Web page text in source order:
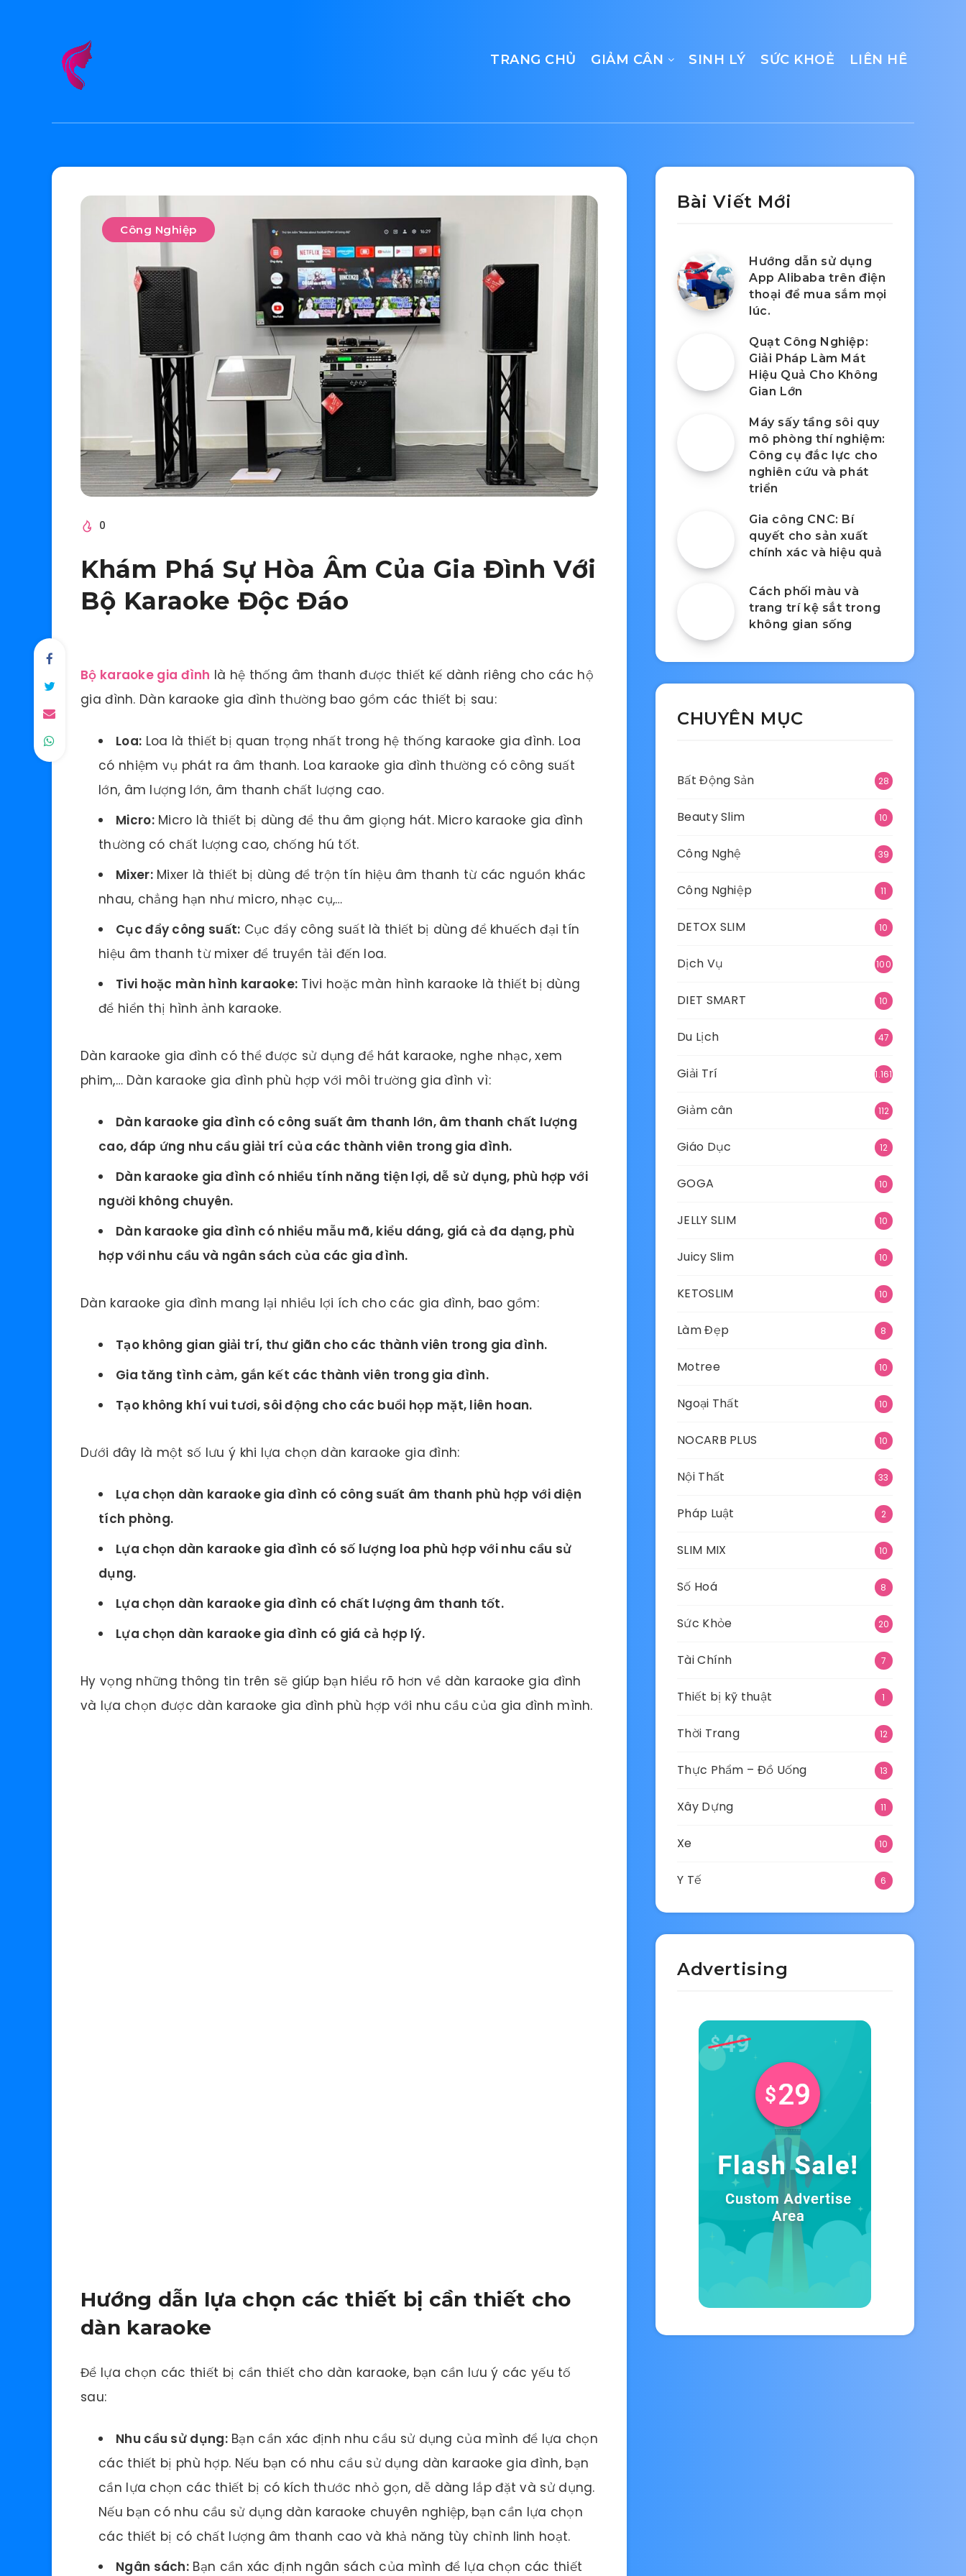
TRANG CHỦ GIẢM CÂN SINH LÝ SỨC KHOẺ LIÊN HÊ
Công Nghiệp
0
Khám Phá Sự Hòa Âm Của Gia Đình Với
Bộ Karaoke Độc Đáo
Bộ karaoke gia đình là hệ thống âm thanh được thiết kế dành riêng cho các hộ
gia đình. Dàn karaoke gia đình thường bao gồm các thiết bị sau:
Loa: Loa là thiết bị quan trọng nhất trong hệ thống karaoke gia đình. Loa
có nhiệm vụ phát ra âm thanh. Loa karaoke gia đình thường có công suất
lớn, âm lượng lớn, âm thanh chất lượng cao.
Micro:Micro là thiết bị dùng để thu âm giọng hát. Micro karaoke gia đình
thường có chất lượng cao, chống hú tốt.
Mixer:Mixer là thiết bị dùng để trộn tín hiệu âm thanh từ các nguồn khác
nhau, chẳng hạn như micro, nhạc cụ,…
Cục đẩy công suất: Cục đẩy công suất là thiết bị dùng để khuếch đại tín
hiệu âm thanh từ mixer để truyền tải đến loa.
Tivi hoặc màn hình karaoke: Tivi hoặc màn hình karaoke là thiết bị dùng
để hiển thị hình ảnh karaoke.
Dàn karaoke gia đình có thể được sử dụng để hát karaoke, nghe nhạc, xem
phim,… Dàn karaoke gia đình phù hợp với môi trường gia đình vì:
Dàn karaoke gia đình có công suất âm thanh lớn, âm thanh chất lượng
cao, đáp ứng nhu cầu giải trí của các thành viên trong gia đình.
Dàn karaoke gia đình có nhiều tính năng tiện lợi, dễ sử dụng, phù hợp với
người không chuyên.
Dàn karaoke gia đình có nhiều mẫu mã, kiểu dáng, giá cả đa dạng, phù
hợp với nhu cầu và ngân sách của các gia đình.
Dàn karaoke gia đình mang lại nhiều lợi ích cho các gia đình, bao gồm:
Tạo không gian giải trí, thư giãn cho các thành viên trong gia đình.
Gia tăng tình cảm, gắn kết các thành viên trong gia đình.
Tạo không khí vui tươi, sôi động cho các buổi họp mặt, liên hoan.
Dưới đây là một số lưu ý khi lựa chọn dàn karaoke gia đình:
Lựa chọn dàn karaoke gia đình có công suất âm thanh phù hợp với diện
tích phòng.
Lựa chọn dàn karaoke gia đình có số lượng loa phù hợp với nhu cầu sử
dụng.
Lựa chọn dàn karaoke gia đình có chất lượng âm thanh tốt.
Lựa chọn dàn karaoke gia đình có giá cả hợp lý.
Hy vọng những thông tin trên sẽ giúp bạn hiểu rõ hơn về dàn karaoke gia đình
và lựa chọn được dàn karaoke gia đình phù hợp với nhu cầu của gia đình mình.
Hướng dẫn lựa chọn các thiết bị cần thiết cho
dàn karaoke
Để lựa chọn các thiết bị cần thiết cho dàn karaoke, bạn cần lưu ý các yếu tố
sau:
Nhu cầu sử dụng:Bạn cần xác định nhu cầu sử dụng của mình để lựa chọn
các thiết bị phù hợp. Nếu bạn có nhu cầu sử dụng dàn karaoke gia đình, bạn
cần lựa chọn các thiết bị có kích thước nhỏ gọn, dễ dàng lắp đặt và sử dụng.
Nếu bạn có nhu cầu sử dụng dàn karaoke chuyên nghiệp, bạn cần lựa chọn
các thiết bị có chất lượng âm thanh cao và khả năng tùy chỉnh linh hoạt.
Ngân sách: Bạn cần xác định ngân sách của mình để lựa chọn các thiết
Bài Viết Mới
Hướng dẫn sử dụng
App Alibaba trên điện
thoại để mua sắm mọi
lúc.
Quạt Công Nghiệp:
Giải Pháp Làm Mát
Hiệu Quả Cho Không
Gian Lớn
Máy sấy tầng sôi quy
mô phòng thí nghiệm:
Công cụ đắc lực cho
nghiên cứu và phát
triển
Gia công CNC: Bí
quyết cho sản xuất
chính xác và hiệu quả
Cách phối màu và
trang trí kệ sắt trong
không gian sống
CHUYÊN MỤC
Bất Động Sản 28
Beauty Slim 10
Công Nghệ 39
Công Nghiệp 11
DETOX SLIM 10
Dịch Vụ 100
DIET SMART 10
Du Lịch 47
Giải Trí 1.161
Giảm cân 112
Giáo Dục 12
GOGA 10
JELLY SLIM 10
Juicy Slim 10
KETOSLIM 10
Làm Đẹp 8
Motree 10
Ngoại Thất 10
NOCARB PLUS 10
Nội Thất 33
Pháp Luật 2
SLIM MIX 10
Số Hoá 8
Sức Khỏe 20
Tài Chính 7
Thiết bị kỹ thuật 1
Thời Trang 12
Thực Phẩm – Đồ Uống 13
Xây Dựng 11
Xe 10
Y Tế 6
Advertising